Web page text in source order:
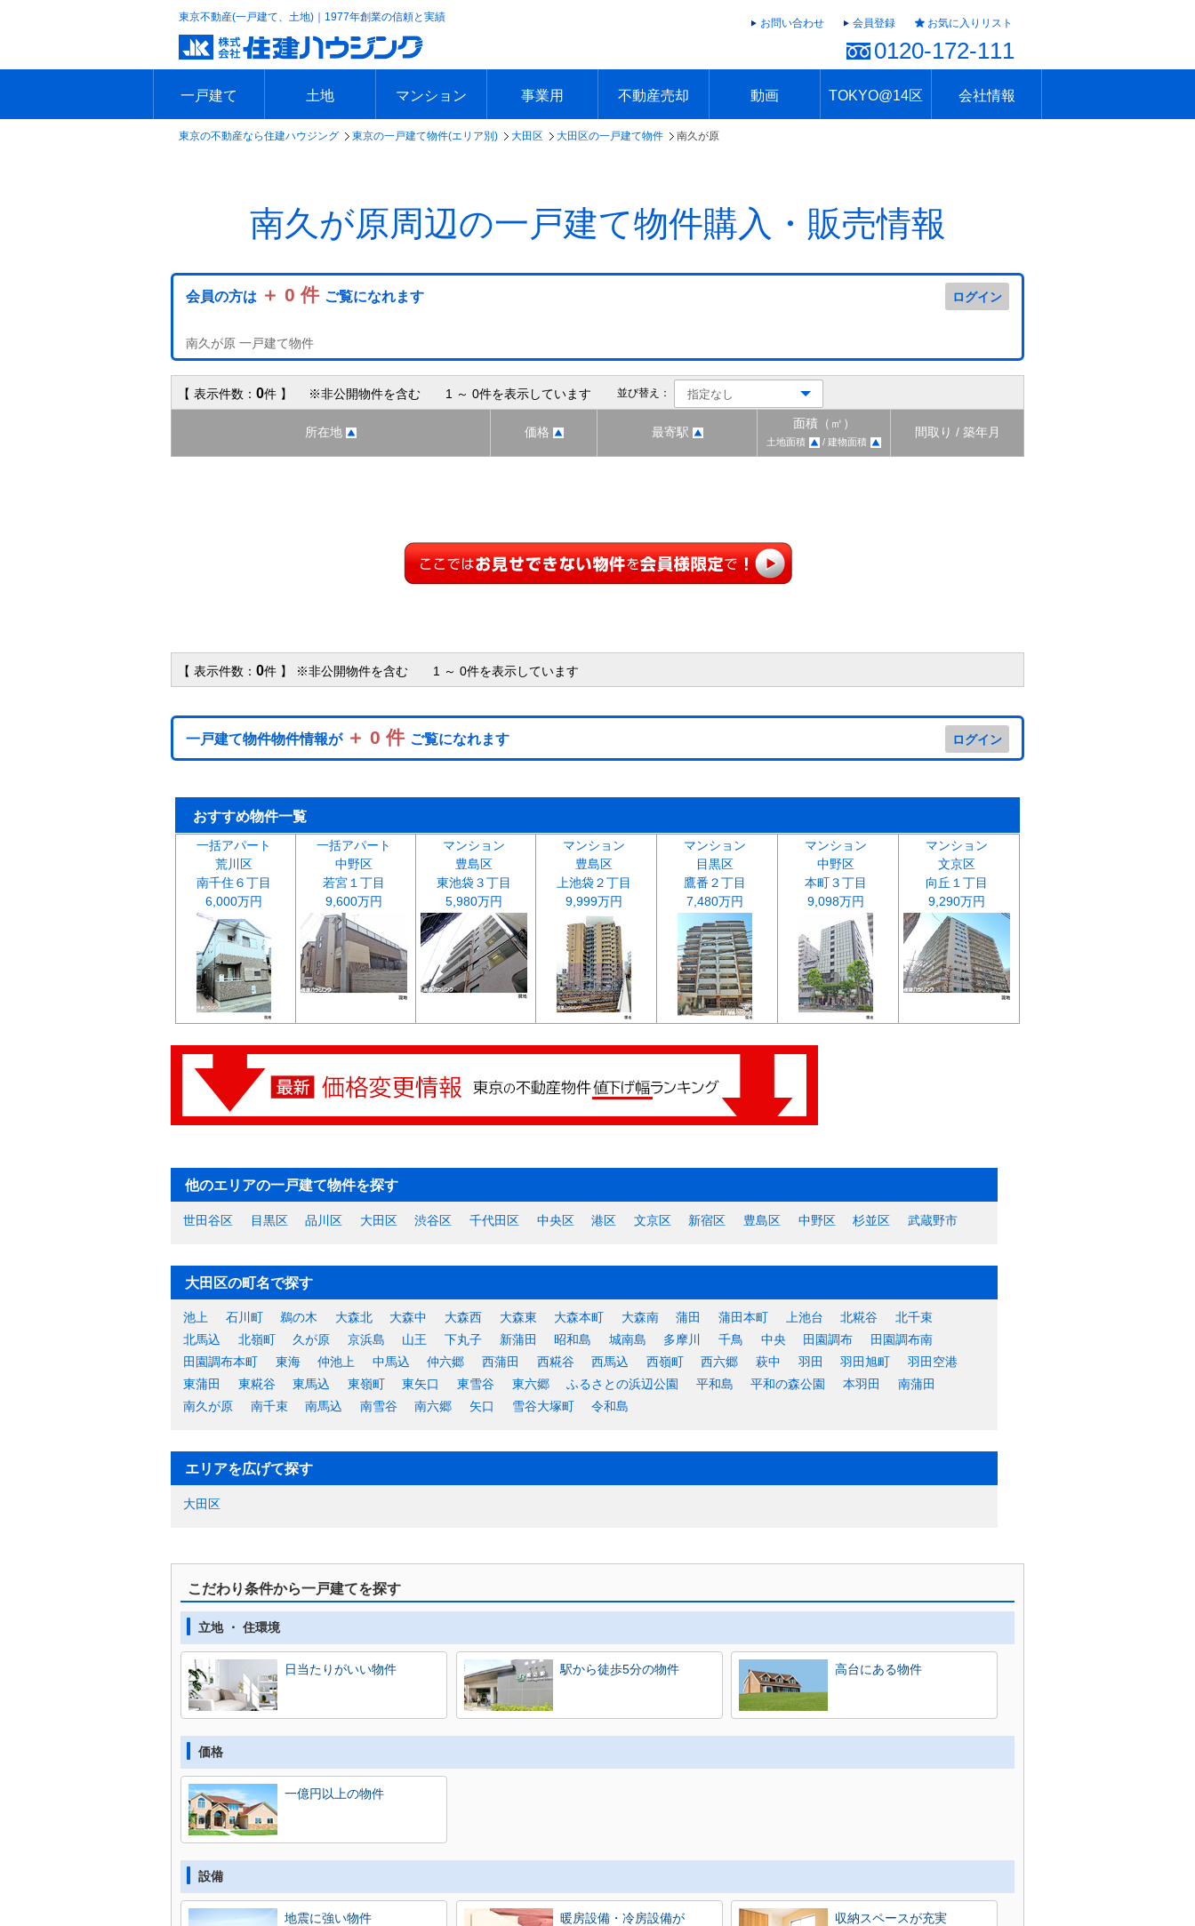
東京不動産(一戸建て、土地)｜1977年創業の信頼と実績
お問い合わせ 会員登録 お気に入りリスト
0120-172-111
一戸建て
エリアで探す
沿線で探す
新築一戸建て
中古一戸建て
本日の新着物件
今週の新着物件
土地
エリアで探す
沿線で探す
本日の新着物件
今週の新着物件
マンション
エリアで探す
沿線で探す
本日の新着物件
今週の新着物件
事業用
エリアで探す
沿線で探す
本日の新着物件
今週の新着物件
不動産売却
不動産売却トップ
簡単無料査定
不動産売却の流れ
不動産売却 Q&A
海外からの不動産売買
動画 TOKYO@14区 会社情報
東京の不動産なら住建ハウジング 東京の一戸建て物件(エリア別) 大田区 大田区の一戸建て物件 南久が原
南久が原周辺の一戸建て物件購入・販売情報
会員の方は ＋ 0 件 ご覧になれます ログイン
南久が原 一戸建て物件
【 表示件数： 0件 】 ※非公開物件を含む 1 ～ 0件を表示しています 並び替え：
所在地 価格 最寄駅
面積（㎡）
土地面積 / 建物面積
間取り / 築年月
【 表示件数： 0件 】 ※非公開物件を含む 1 ～ 0件を表示しています
一戸建て物件物件情報が ＋ 0 件 ご覧になれます ログイン
おすすめ物件一覧
一括アパート
荒川区
南千住６丁目
6,000万円
一括アパート
中野区
若宮１丁目
9,600万円
マンション
豊島区
東池袋３丁目
5,980万円
マンション
豊島区
上池袋２丁目
9,999万円
マンション
目黒区
鷹番２丁目
7,480万円
マンション
中野区
本町３丁目
9,098万円
マンション
文京区
向丘１丁目
9,290万円
他のエリアの一戸建て物件を探す
世田谷区 目黒区 品川区 大田区 渋谷区 千代田区 中央区 港区 文京区 新宿区 豊島区 中野区 杉並区 武蔵野市
大田区の町名で探す
池上 石川町 鵜の木 大森北 大森中 大森西 大森東 大森本町 大森南 蒲田 蒲田本町 上池台 北糀谷
北千束
北馬込
北嶺町 久が原 京浜島 山王 下丸子 新蒲田 昭和島 城南島 多摩川 千鳥 中央 田園調布
田園調布南
田園調布本町
東海 仲池上 中馬込 仲六郷 西蒲田 西糀谷 西馬込 西嶺町 西六郷 萩中 羽田 羽田旭町
羽田空港
東蒲田
東糀谷 東馬込 東嶺町 東矢口 東雪谷 東六郷 ふるさとの浜辺公園 平和島 平和の森公園 本羽田
南蒲田
南久が原
南千束 南馬込 南雪谷 南六郷 矢口 雪谷大塚町 令和島
エリアを広げて探す
大田区
こだわり条件から一戸建てを探す
立地 ・ 住環境
日当たりがいい物件 駅から徒歩5分の物件 高台にある物件
価格
一億円以上の物件
設備
地震に強い物件
暖房設備・冷房設備が
収納スペースが充実